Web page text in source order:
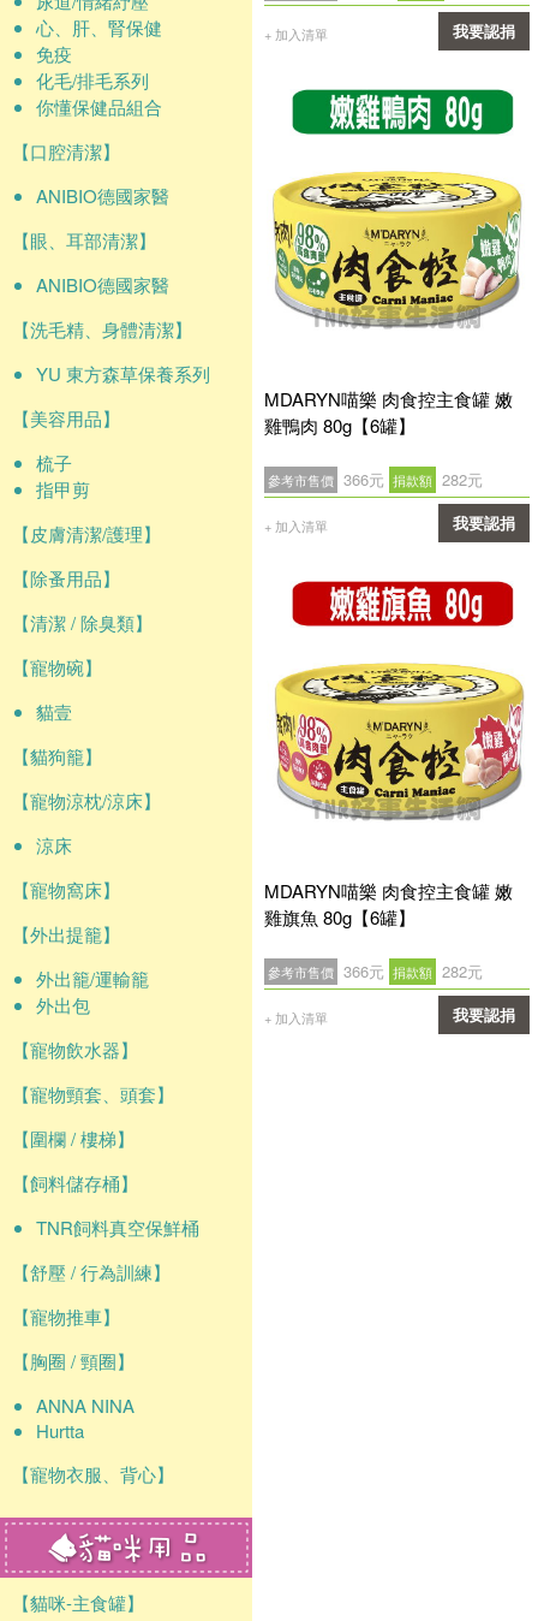
心、肝、腎保健
免疫
化毛/排毛系列
你懂保健品組合
【口腔清潔】
ANIBIO德國家醫
【眼、耳部清潔】
ANIBIO德國家醫
【洗毛精、身體清潔】
YU 東方森草保養系列
【美容用品】
梳子
指甲剪
【皮膚清潔/護理】
【除蚤用品】
【清潔 / 除臭類】
【寵物碗】
貓壹
【貓狗籠】
【寵物涼枕/涼床】
涼床
【寵物窩床】
【外出提籠】
外出籠/運輸籠
外出包
【寵物飲水器】
【寵物頸套、頭套】
【圍欄 / 樓梯】
【飼料儲存桶】
TNR飼料真空保鮮桶
【舒壓 / 行為訓練】
【寵物推車】
【胸圈 / 頸圈】
ANNA NINA
Hurtta
【寵物衣服、背心】
【貓咪-主食罐】
+ 加入清單 我要認捐
MDARYN喵樂 肉食控主食罐 嫩
雞鴨肉 80g【6罐】
參考市售價 366元 捐款額 282元
+ 加入清單 我要認捐
MDARYN喵樂 肉食控主食罐 嫩
雞旗魚 80g【6罐】
參考市售價 366元 捐款額 282元
+ 加入清單 我要認捐